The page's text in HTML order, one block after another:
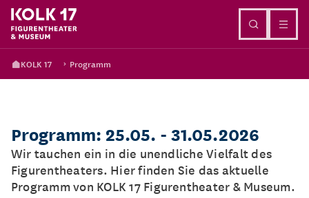
KOLK 17 Programm
Programm: 25.05. - 31.05.2026
Wir tauchen ein in die unendliche Vielfalt des
Figurentheaters. Hier finden Sie das aktuelle
Programm von KOLK 17 Figurentheater & Museum.